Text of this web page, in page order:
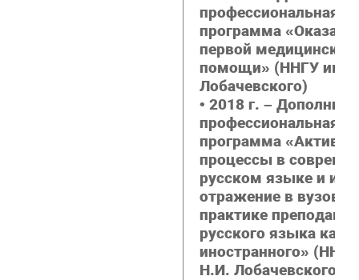
профессиональная
программа
первой медицинской
помощи» (ННГУ им.
Лобачевского)
• 2018 г. –
профессиональная
программа
процессы в
русском языке и их
отражение в
практике
русского языка как
иностранного»
Н.И. Лобачевского)